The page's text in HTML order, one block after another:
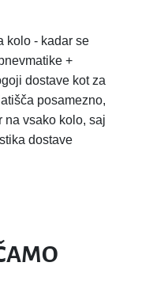
kolo - kadar se
+
dostave kot za
posamezno,
na vsako kolo, saj
dostave